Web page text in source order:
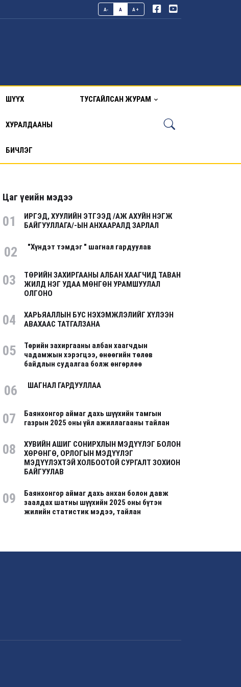
A- A A+
ШҮҮХ
ХУРАЛДААНЫ
БИЧЛЭГ
ТУСГАЙЛСАН ЖУРАМ
Цаг үеийн мэдээ
01
ИРГЭД, ХУУЛИЙН ЭТГЭЭД /АЖ АХУЙН НЭГЖ
БАЙГУУЛЛАГА/-ЫН АНХААРАЛД ЗАРЛАЛ
02 "Хүндэт тэмдэг " шагнал гардуулав
03
ТӨРИЙН ЗАХИРГААНЫ АЛБАН ХААГЧИД ТАВАН
ЖИЛД НЭГ УДАА МӨНГӨН УРАМШУУЛАЛ
ОЛГОНО
04
ХАРЬЯАЛЛЫН БУС НЭХЭМЖЛЭЛИЙГ ХҮЛЭЭН
АВАХААС ТАТГАЛЗАНА
05
Төрийн захиргааны албан хаагчдын
чадамжын хэрэгцээ, өнөөгийн төлөв
байдлын судалгаа болж өнгөрлөө
06 ШАГНАЛ ГАРДУУЛЛАА
07
Баянхонгор аймаг дахь шүүхийн тамгын
газрын 2025 оны үйл ажиллагааны тайлан
08
ХУВИЙН АШИГ СОНИРХЛЫН МЭДҮҮЛЭГ БОЛОН
ХӨРӨНГӨ, ОРЛОГЫН МЭДҮҮЛЭГ
МЭДҮҮЛЭХТЭЙ ХОЛБООТОЙ СУРГАЛТ ЗОХИОН
БАЙГУУЛАВ
09
Баянхонгор аймаг дахь анхан болон давж
заалдах шатны шүүхийн 2025 оны бүтэн
жилийн статистик мэдээ, тайлан